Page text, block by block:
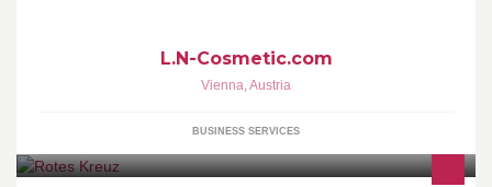
L.N-Cosmetic.com
Vienna,Austria
BUSINESS SERVICES